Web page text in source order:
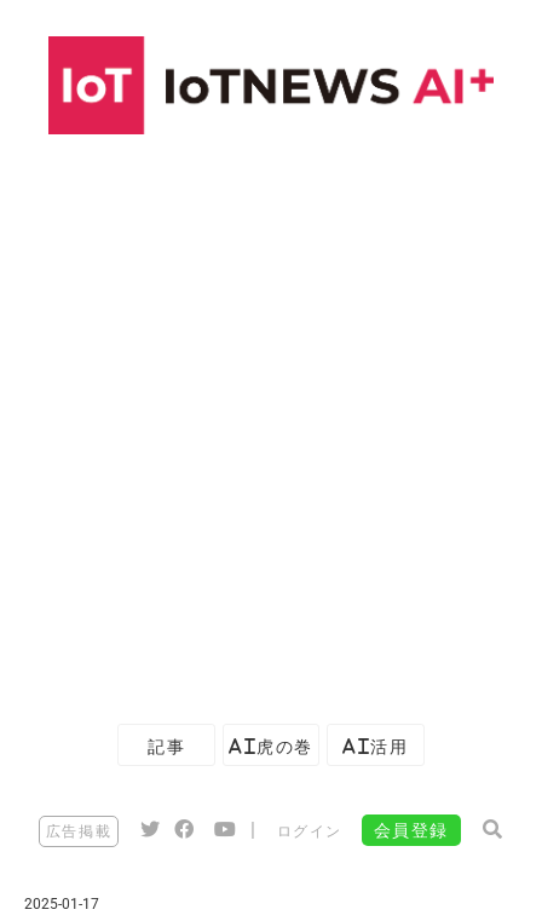
記事 AI虎の巻 AI活用
広告掲載 ログイン 会員登録
2025-01-17